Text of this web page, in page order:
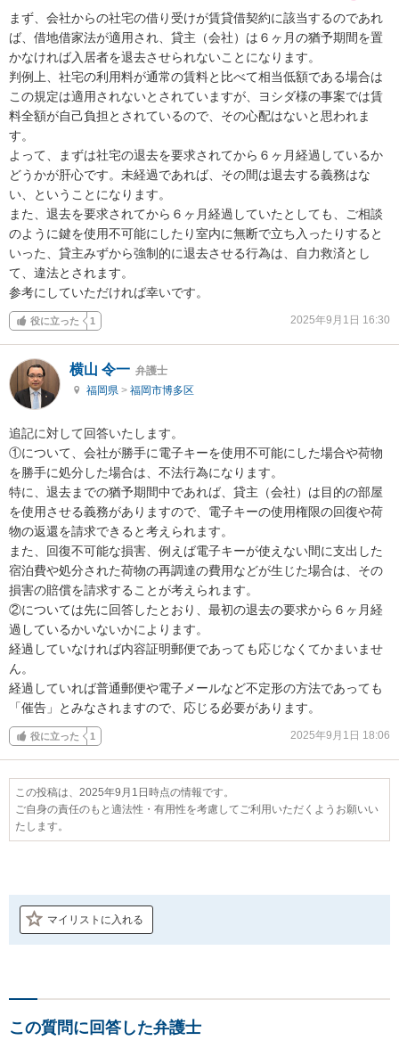
まず、会社からの社宅の借り受けが賃貸借契約に該当するのであれ
ば、借地借家法が適用され、貸主（会社）は６ヶ月の猶予期間を置
かなければ入居者を退去させられないことになります。
判例上、社宅の利用料が通常の賃料と比べて相当低額である場合は
この規定は適用されないとされていますが、ヨシダ様の事案では賃
料全額が自己負担とされているので、その心配はないと思われま
す。
よって、まずは社宅の退去を要求されてから６ヶ月経過しているか
どうかが肝心です。未経過であれば、その間は退去する義務はな
い、ということになります。
また、退去を要求されてから６ヶ月経過していたとしても、ご相談
のように鍵を使用不可能にしたり室内に無断で立ち入ったりすると
いった、貸主みずから強制的に退去させる行為は、自力救済とし
て、違法とされます。
参考にしていただければ幸いです。
役に立った 1 2025年9月1日 16:30
横山 令一 弁護士
福岡県 > 福岡市博多区
追記に対して回答いたします。
①について、会社が勝手に電子キーを使用不可能にした場合や荷物
を勝手に処分した場合は、不法行為になります。
特に、退去までの猶予期間中であれば、貸主（会社）は目的の部屋
を使用させる義務がありますので、電子キーの使用権限の回復や荷
物の返還を請求できると考えられます。
また、回復不可能な損害、例えば電子キーが使えない間に支出した
宿泊費や処分された荷物の再調達の費用などが生じた場合は、その
損害の賠償を請求することが考えられます。
②については先に回答したとおり、最初の退去の要求から６ヶ月経
過しているかいないかによります。
経過していなければ内容証明郵便であっても応じなくてかまいませ
ん。
経過していれば普通郵便や電子メールなど不定形の方法であっても
「催告」とみなされますので、応じる必要があります。
役に立った 1 2025年9月1日 18:06
この投稿は、2025年9月1日時点の情報です。
ご自身の責任のもと適法性・有用性を考慮してご利用いただくようお願いい
たします。
マイリストに入れる
この質問に回答した弁護士